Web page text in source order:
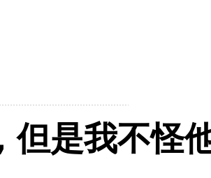
但是我不怪